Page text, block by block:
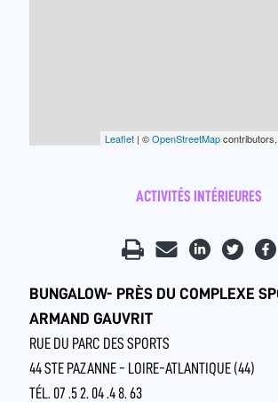
Leaflet | ©OpenStreetMap
ACTIVITÉS INTÉRIEURES
BUNGALOW- PRÈS DU COMPLEXE
ARMAND GAUVRIT
RUE DU PARC DES SPORTS
44 STE PAZANNE - LOIRE-ATLANTIQUE (44)
TÉL. 07 .5 2. 04 .4 8. 63